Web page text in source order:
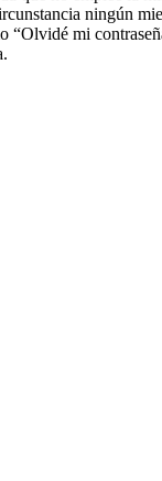
ningún
mi